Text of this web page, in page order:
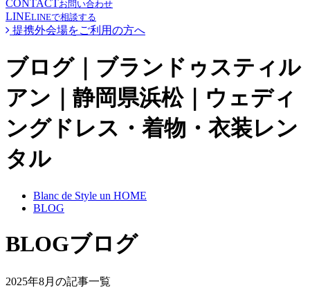
CONTACTお問い合わせ
LINELINEで相談する
提携外会場をご利用の方へ
ブログ｜ブランドゥスティル
アン｜静岡県浜松｜ウェディ
ングドレス・着物・衣装レン
タル
Blanc de Style un HOME
BLOG
BLOGブログ
2025年8月の記事一覧